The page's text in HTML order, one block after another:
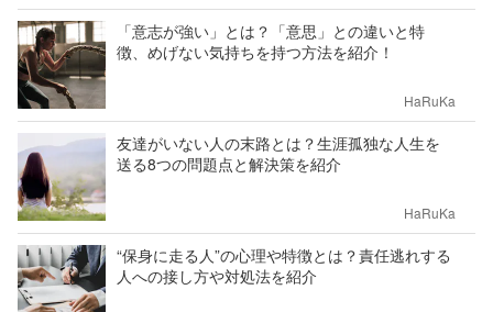
「意志が強い」とは？「意思」との違いと特
徴、めげない気持ちを持つ方法を紹介！
HaRuKa
友達がいない人の末路とは？生涯孤独な人生を
送る8つの問題点と解決策を紹介
HaRuKa
“保身に走る人”の心理や特徴とは？責任逃れする
人への接し方や対処法を紹介